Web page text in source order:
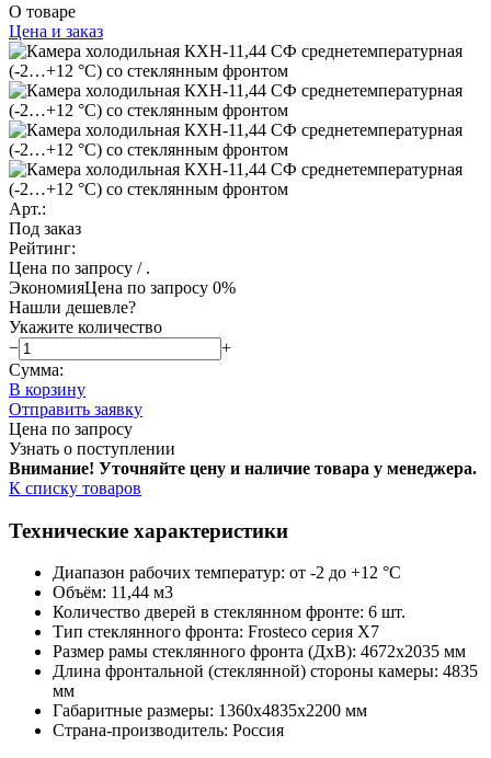
О товаре
Цена и заказ
Арт.:
Под заказ
Рейтинг:
Цена по запросу / .
ЭкономияЦена по запросу 0%
Нашли дешевле?
Укажите количество
−
+
Сумма:
В корзину
Отправить заявку
Цена по запросу
Узнать о поступлении
Внимание! Уточняйте цену и наличие товара у менеджера.
К списку товаров
Технические характеристики
Диапазон рабочих температур: от -2 до +12 °C
Объём: 11,44 м3
Количество дверей в стеклянном фронте: 6 шт.
Тип стеклянного фронта: Frosteco серия X7
Размер рамы стеклянного фронта (ДхВ): 4672х2035 мм
Длина фронтальной (стеклянной) стороны камеры: 4835
мм
Габаритные размеры: 1360х4835х2200 мм
Страна-производитель: Россия